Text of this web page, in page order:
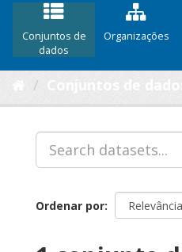
Conjuntos de
dados
Organizações
Ordenar por